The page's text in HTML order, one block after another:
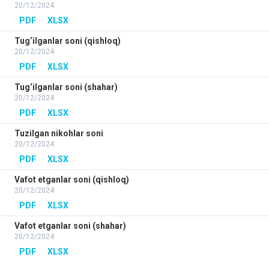
20/12/2024
PDF XLSX
Tug‘ilganlar soni (qishloq)
20/12/2024
PDF XLSX
Tug‘ilganlar soni (shahar)
20/12/2024
PDF XLSX
Tuzilgan nikohlar soni
20/12/2024
PDF XLSX
Vafot etganlar soni (qishloq)
20/12/2024
PDF XLSX
Vafot etganlar soni (shahar)
20/12/2024
PDF XLSX